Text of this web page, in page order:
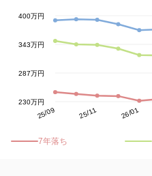
230万円
287万円
343万円
400万円
25/09 25/11 26/01
7年落ち